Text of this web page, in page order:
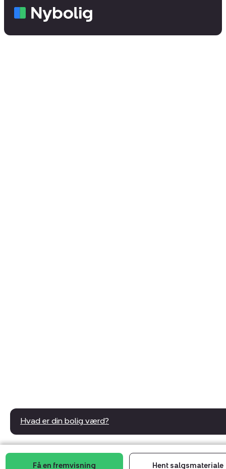
Få en fremvisning Hent salgsmateriale
Hvad er din bolig værd?